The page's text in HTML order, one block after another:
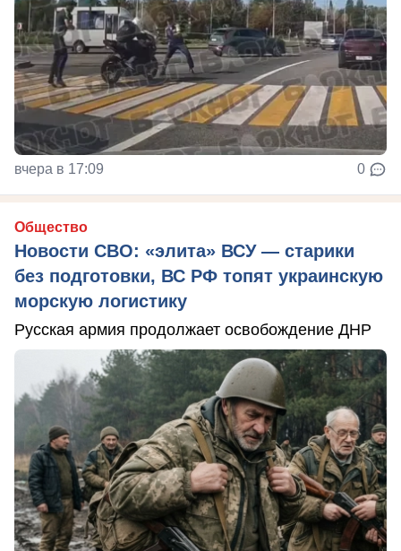
вчера в 17:09 0
Общество
Новости СВО: «элита» ВСУ — старики
без подготовки, ВС РФ топят украинскую
морскую логистику
Русская армия продолжает освобождение ДНР